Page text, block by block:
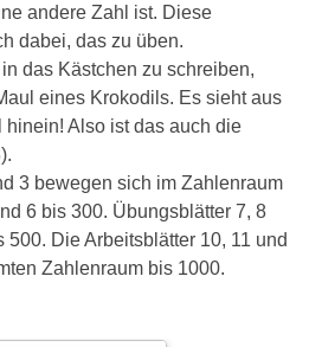
andere Zahl ist. Diese
dabei, das zu üben.
das Kästchen zu schreiben,
eines Krokodils. Es sieht aus
hinein! Also ist das auch die
3 bewegen sich im Zahlenraum
6 bis 300. Übungsblätter 7, 8
Die Arbeitsblätter 10, 11 und
Zahlenraum bis 1000.